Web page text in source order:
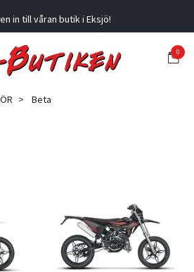
in till våran butik i Eksjö!
0
Beta